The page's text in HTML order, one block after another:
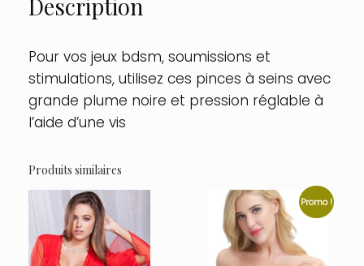
TU,
Noir
Description
Pour vos jeux bdsm, soumissions et
stimulations, utilisez ces pinces à seins avec
grande plume noire et pression réglable à
l’aide d’une vis
Produits similaires
Promo !